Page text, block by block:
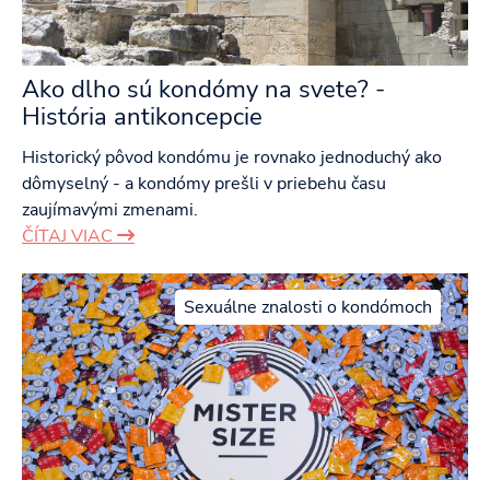
Ako dlho sú kondómy na svete? -
História antikoncepcie
Historický pôvod kondómu je rovnako jednoduchý ako
dômyselný - a kondómy prešli v priebehu času
zaujímavými zmenami.
ČÍTAJ VIAC
Sexuálne znalosti o kondómoch